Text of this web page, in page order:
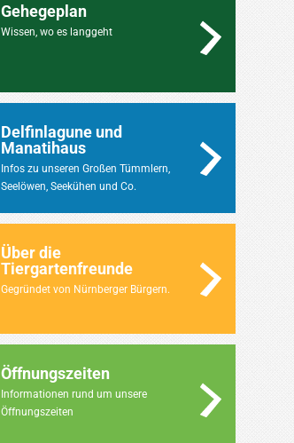
Gehegeplan
Wissen, wo es langgeht
Delfinlagune und
Manatihaus
Infos zu unseren Großen Tümmlern,
Seelöwen, Seekühen und Co.
Über die
Tiergartenfreunde
Gegründet von Nürnberger Bürgern.
Öffnungszeiten
Informationen rund um unsere
Öffnungszeiten